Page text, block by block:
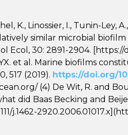
K., Linossier, I., Tunin-Ley,
similar microbial
30: 2891-2904. [https://
YX. et al. Marine biofilms
517 (2019). https://doi.org/
(4) De Wit, R. and
did Baas Becking and